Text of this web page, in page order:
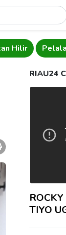
Hilir
RIAU24
TIYO